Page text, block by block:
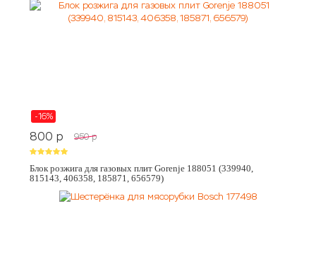
-16%
800 p 950 p
Блок розжига для газовых плит Gorenje 188051 (339940,
815143, 406358, 185871, 656579)